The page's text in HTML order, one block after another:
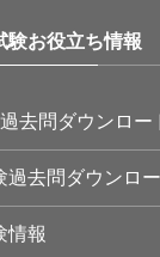
験お役立ち情報
去問ダウンロー
過去問ダウンロ
情報